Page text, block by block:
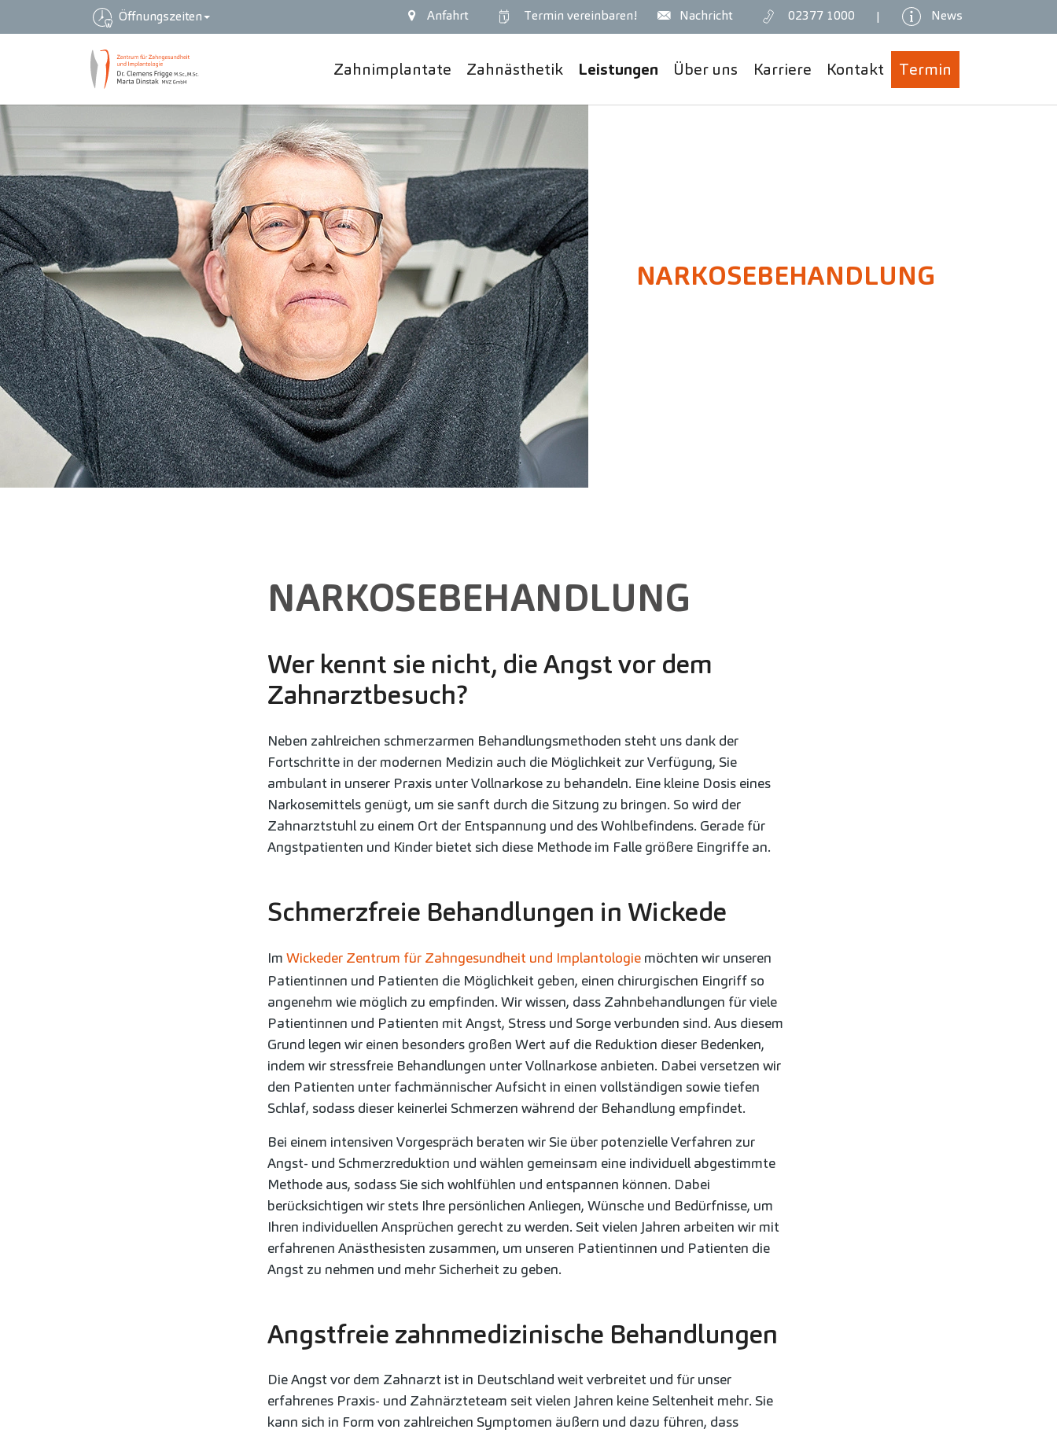
Zum Hauptinhalt springen
Öffnungszeiten Anfahrt Termin vereinbaren! Nachricht 02377 1000 | News
Zahnimplantate Zahnästhetik Leistungen Über uns Karriere Kontakt Termin
NARKOSEBEHANDLUNG
NARKOSEBEHANDLUNG
Wer kennt sie nicht, die Angst vor dem
Zahnarztbesuch?
Neben zahlreichen schmerzarmen Behandlungsmethoden steht uns dank der
Fortschritte in der modernen Medizin auch die Möglichkeit zur Verfügung, Sie
ambulant in unserer Praxis unter Vollnarkose zu behandeln. Eine kleine Dosis eines
Narkosemittels genügt, um sie sanft durch die Sitzung zu bringen. So wird der
Zahnarztstuhl zu einem Ort der Entspannung und des Wohlbefindens. Gerade für
Angstpatienten und Kinder bietet sich diese Methode im Falle größere Eingriffe an.
Schmerzfreie Behandlungen in Wickede
Im Wickeder Zentrum für Zahngesundheit und Implantologiemöchten wir unseren
Patientinnen und Patienten die Möglichkeit geben, einen chirurgischen Eingriff so
angenehm wie möglich zu empfinden. Wir wissen, dass Zahnbehandlungen für viele
Patientinnen und Patienten mit Angst, Stress und Sorge verbunden sind. Aus diesem
Grund legen wir einen besonders großen Wert auf die Reduktion dieser Bedenken,
indem wir stressfreie Behandlungen unter Vollnarkose anbieten. Dabei versetzen wir
den Patienten unter fachmännischer Aufsicht in einen vollständigen sowie tiefen
Schlaf, sodass dieser keinerlei Schmerzen während der Behandlung empfindet.
Bei einem intensiven Vorgespräch beraten wir Sie über potenzielle Verfahren zur
Angst- und Schmerzreduktion und wählen gemeinsam eine individuell abgestimmte
Methode aus, sodass Sie sich wohlfühlen und entspannen können. Dabei
berücksichtigen wir stets Ihre persönlichen Anliegen, Wünsche und Bedürfnisse, um
Ihren individuellen Ansprüchen gerecht zu werden. Seit vielen Jahren arbeiten wir mit
erfahrenen Anästhesisten zusammen, um unseren Patientinnen und Patienten die
Angst zu nehmen und mehr Sicherheit zu geben.
Angstfreie zahnmedizinische Behandlungen
Die Angst vor dem Zahnarzt ist in Deutschland weit verbreitet und für unser
erfahrenes Praxis- und Zahnärzteteam seit vielen Jahren keine Seltenheit mehr. Sie
kann sich in Form von zahlreichen Symptomen äußern und dazu führen, dass